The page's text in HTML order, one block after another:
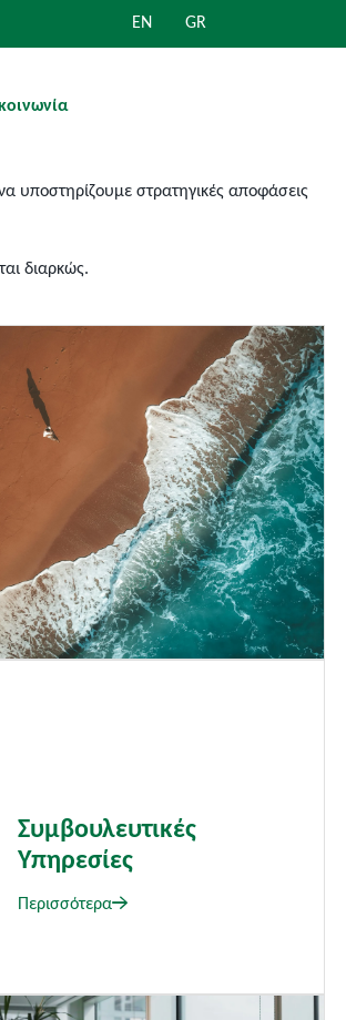
EN GR
υποστηρίζουμε στρατηγικές αποφάσεις
διαρκώς.
Συμβουλευτικές
Υπηρεσίες
Περισσότερα